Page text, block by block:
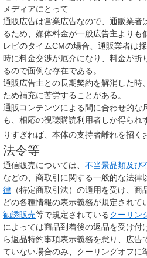
メディアにとって
通販広告は営業広告なので、通販業者
るため、媒体料金が一般広告主よりも
レビのタイムCMの場合、通販業者は
時に料金交渉が厄介になり、料金が折
るので面倒な存在である。
通販広告主との長期契約を解消した時
ため補充に苦労することがある。
通販コンテンツによる間に合わせ的な
も、相応の視聴購読利用者しか得られ
りすぎれば、本体の支持者離れを招く
法令等
通信販売については、 不当景品類及び
などの、商取引に関する一般的な法律
律 （特定商取引法）の適用を受け、
どの各種情報の表示義務が規定されて
勧誘販売等で規定されているクーリン
によっては商品到着後の返品を受け
ら返品特約事項表示義務を怠り、広告
ていない場合のみ、クーリングオフに